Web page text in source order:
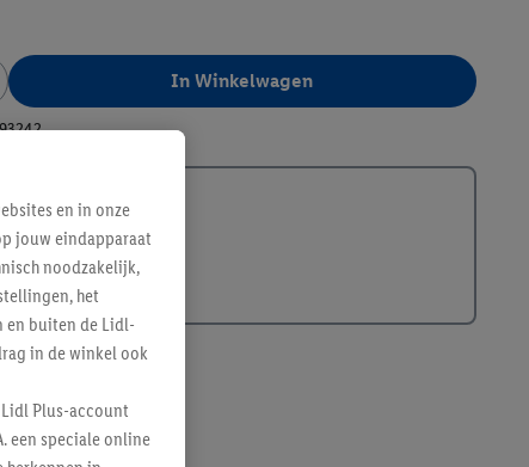
In Winkelwagen
en in onze
jouw eindapparaat
noodzakelijk,
het
en buiten de Lidl-
in de winkel ook
Plus-account
een speciale online